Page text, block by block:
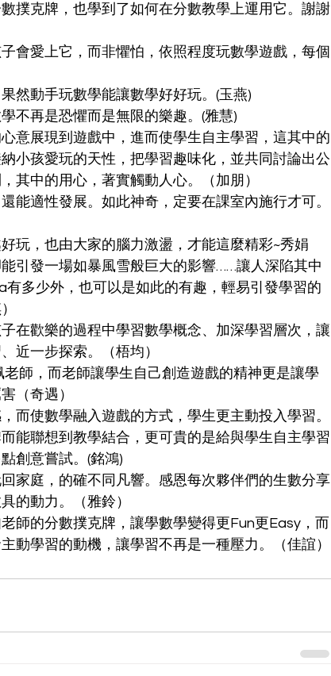
撲克牌，也學到了如何在分數教學上運用它。謝謝
會愛上它，而非懼怕，依照程度玩數學遊戲，每個
然動手玩數學能讓數學好好玩。(玉燕)
不再是恐懼而是無限的樂趣。(雅慧)
意展現到遊戲中，進而使學生自主學習，這其中的
小孩愛玩的天性，把學習趣味化，並共同討論出公
其中的用心，著實觸動人心。（加朋）
能適性發展。如此神奇，定要在課室內施行才可。
玩，也由大家的腦力激盪，才能這麼精彩~秀娟
引發一場如暴風雪般巨大的影響……讓人深陷其中
多少外，也可以是如此的有趣，輕易引發學習的
在歡樂的過程中學習數學概念、加深學習層次，讓
近一步探索。（梧均）
（奇遇）
而使數學融入遊戲的方式，學生更主動投入學習。
能聯想到教學結合，更可貴的是給與學生自主學習
創意嘗試。(銘鴻)
家庭，的確不同凡響。感恩每次夥伴們的生數分享
的動力。（雅鈴）
師的分數撲克牌，讓學數學變得更Fun更Easy，而
動學習的動機，讓學習不再是一種壓力。（佳誼）